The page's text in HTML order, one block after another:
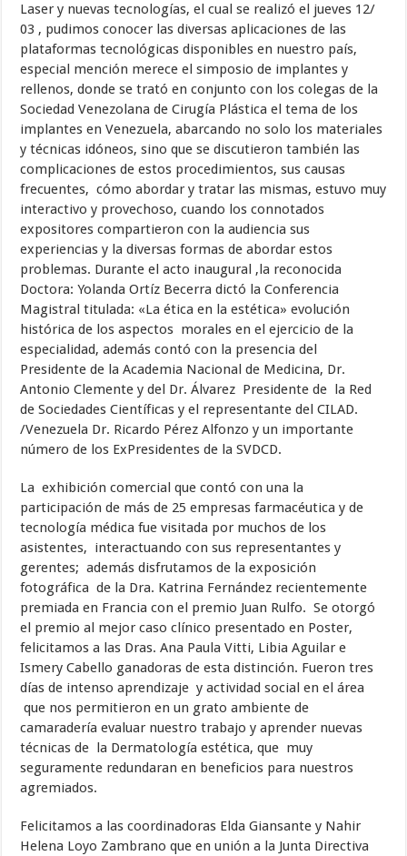
Laser y nuevas tecnologías, el cual se realizó el jueves 12/
03 , pudimos conocer las diversas aplicaciones de las
plataformas tecnológicas disponibles en nuestro país,
especial mención merece el simposio de implantes y
rellenos, donde se trató en conjunto con los colegas de la
Sociedad Venezolana de Cirugía Plástica el tema de los
implantes en Venezuela, abarcando no solo los materiales
y técnicas idóneos, sino que se discutieron también las
complicaciones de estos procedimientos, sus causas
frecuentes, cómo abordar y tratar las mismas, estuvo muy
interactivo y provechoso, cuando los connotados
expositores compartieron con la audiencia sus
experiencias y la diversas formas de abordar estos
problemas. Durante el acto inaugural ,la reconocida
Doctora: Yolanda Ortíz Becerra dictó la Conferencia
Magistral titulada: «La ética en la estética» evolución
histórica de los aspectos morales en el ejercicio de la
especialidad, además contó con la presencia del
Presidente de la Academia Nacional de Medicina, Dr.
Antonio Clemente y del Dr. Álvarez Presidente de la Red
de Sociedades Científicas y el representante del CILAD.
/Venezuela Dr. Ricardo Pérez Alfonzo y un importante
número de los ExPresidentes de la SVDCD.
La exhibición comercial que contó con una la
participación de más de 25 empresas farmacéutica y de
tecnología médica fue visitada por muchos de los
asistentes, interactuando con sus representantes y
gerentes; además disfrutamos de la exposición
fotográfica de la Dra. Katrina Fernández recientemente
premiada en Francia con el premio Juan Rulfo. Se otorgó
el premio al mejor caso clínico presentado en Poster,
felicitamos a las Dras. Ana Paula Vitti, Libia Aguilar e
Ismery Cabello ganadoras de esta distinción. Fueron tres
días de intenso aprendizaje y actividad social en el área
que nos permitieron en un grato ambiente de
camaradería evaluar nuestro trabajo y aprender nuevas
técnicas de la Dermatología estética, que muy
seguramente redundaran en beneficios para nuestros
agremiados.
Felicitamos a las coordinadoras Elda Giansante y Nahir
Helena Loyo Zambrano que en unión a la Junta Directiva